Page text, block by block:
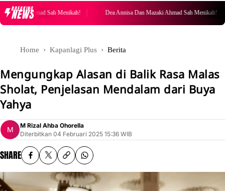
BREAKING
NEWS
Ahmad Sah Menikah! Dea Annisa Dan Mazaki Ahmad Sah Menikah!
Home Kapanlagi Plus Berita
Mengungkap Alasan di Balik Rasa Malas
Sholat, Penjelasan Mendalam dari Buya
Yahya
M Rizal Ahba Ohorella
Diterbitkan 04 Februari 2025 15:36 WIB
SHARE